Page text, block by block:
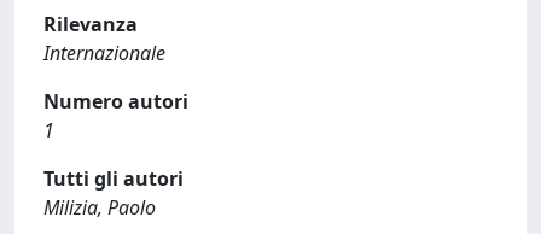
Rilevanza
Internazionale
Numero autori
1
Tutti gli autori
Milizia, Paolo